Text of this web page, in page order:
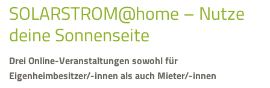
SOLARSTROM@home – Nutze
deine Sonnenseite
Drei Online-Veranstaltungen sowohl für
Eigenheimbesitzer/-innen als auch Mieter/-innen